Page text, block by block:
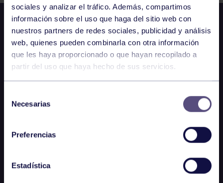
sociales y analizar el tráfico. Además, compartimos
información sobre el uso que haga del sitio web con
nuestros partners de redes sociales, publicidad y análisis
web, quienes pueden combinarla con otra información
que les haya proporcionado o que hayan recopilado a
partir del uso que haya hecho de sus servicios.
Necesarias
Preferencias
Estadística